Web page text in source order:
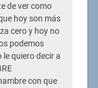
de ver como
hoy son más
cero y hoy no
podemos
quiero decir a
con que